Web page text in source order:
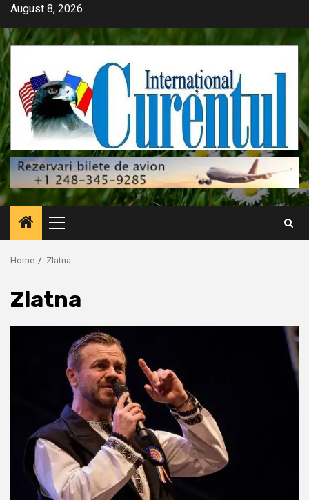
Skip
content
August 8, 2026
Primary
Menu
Home Zlatna
Zlatna